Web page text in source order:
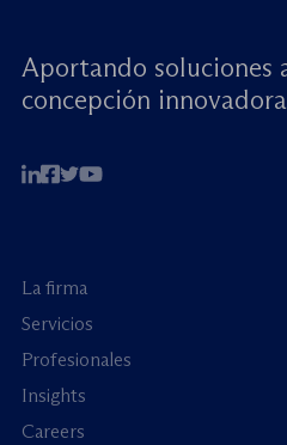
Aportando soluciones
concepción
La firma
Servicios
Profesionales
Insights
Careers